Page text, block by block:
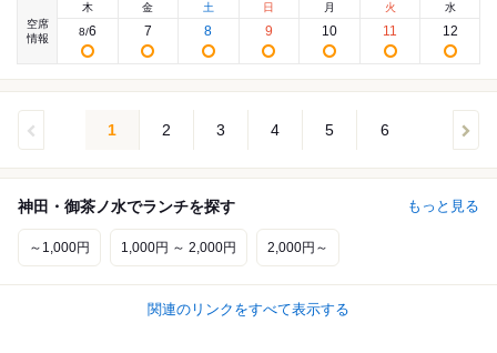
空席
情報
木
8/6
金
7
土
8
日
9
月
10
火
11
水
12
1 2 3 4 5 6
神田・御茶ノ水でランチを探す もっと見る
～1,000円 1,000円 ～ 2,000円 2,000円～
関連のリンクをすべて表示する